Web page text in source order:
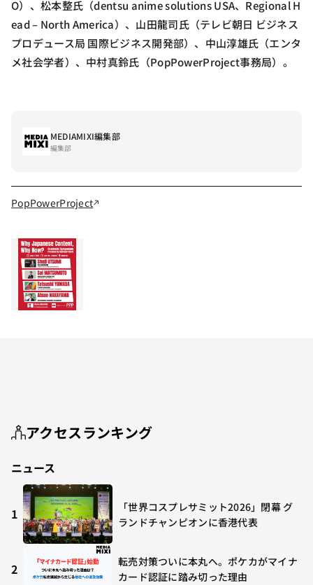
O）、松本整氏（dentsu anime solutions USA、Regional H
ead – North America）、山田龍司氏（テレビ朝日 ビジネス
プロデュース局 国際ビジネス開発部）、中山淳雄氏（エンタ
メ社会学者）、中村真鈴氏（PopPowerProject事務局）。
MEDIAMIXI編集部
編集部
PopPowerProject
アクセスランキング
ニュース
1
「世界コスプレサミット2026」閉幕 グ
ランドチャンピオンに香港代表
2
転売対策ついに本丸へ。ポケカがマイナ
カード認証に踏み切った理由